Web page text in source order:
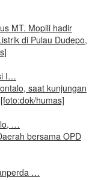
I…
…
…